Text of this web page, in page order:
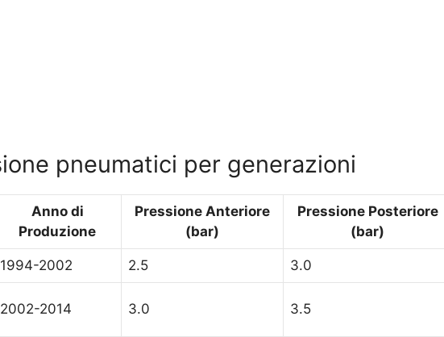
pneumatici per generazioni
Anno di
Produzione
Pressione Anteriore
(bar)
Pressione Posteriore
(bar)
1994-2002 2.5 3.0
2002-2014 3.0 3.5